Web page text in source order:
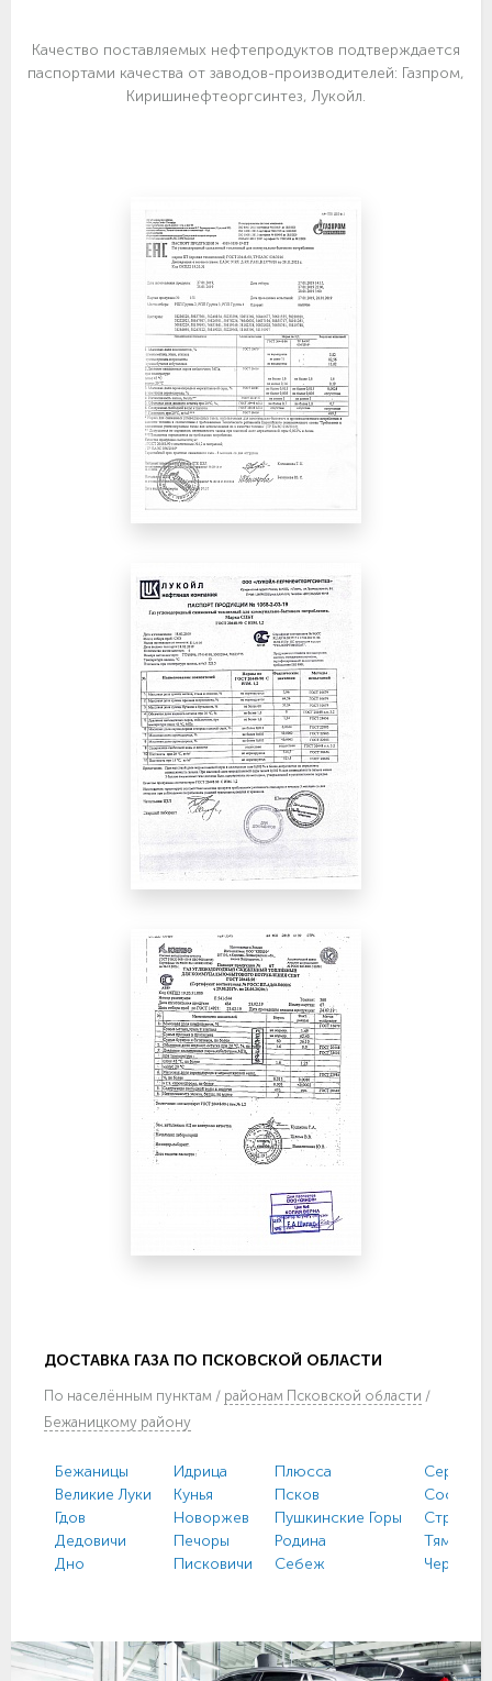
Качество поставляемых нефтепродуктов подтверждается
паспортами качества от заводов-производителей: Газпром,
Киришинефтеоргсинтез, Лукойл.
ДОСТАВКА ГАЗА ПО ПСКОВСКОЙ ОБЛАСТИ
По населённым пунктам / районам Псковской области /
Бежаницкому району
Бежаницы
Великие Луки
Гдов
Дедовичи
Дно
Идрица
Кунья
Новоржев
Печоры
Писковичи
Плюсса
Псков
Пушкинские Горы
Родина
Себеж
Серёдка
Струги
Тямша
Черёха